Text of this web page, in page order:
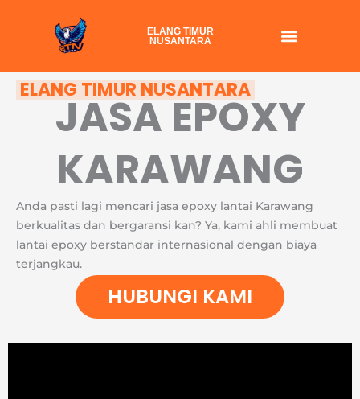
ELANG TIMUR
NUSANTARA
ELANG TIMUR NUSANTARA
JASA EPOXY
KARAWANG
Anda pasti lagi mencari jasa epoxy lantai Karawang
berkualitas dan bergaransi kan? Ya, kami ahli membuat
lantai epoxy berstandar internasional dengan biaya
terjangkau.
HUBUNGI KAMI